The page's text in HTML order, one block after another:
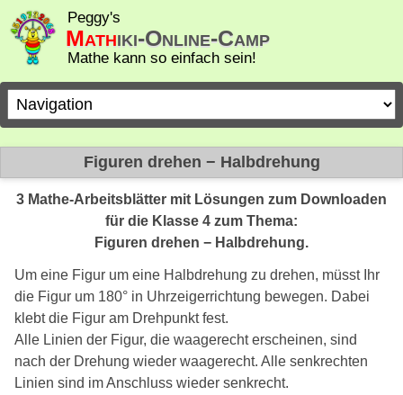
Peggy's
Mathiki-Online-Camp
Mathe kann so einfach sein!
Zielseite
Figuren drehen − Halbdrehung
3 Mathe-Arbeitsblätter mit Lösungen zum Downloaden
für die Klasse 4 zum Thema:
Figuren drehen − Halbdrehung.
Um eine Figur um eine Halbdrehung zu drehen, müsst Ihr
die Figur um 180° in Uhrzeigerrichtung bewegen. Dabei
klebt die Figur am Drehpunkt fest.
Alle Linien der Figur, die waagerecht erscheinen, sind
nach der Drehung wieder waagerecht. Alle senkrechten
Linien sind im Anschluss wieder senkrecht.